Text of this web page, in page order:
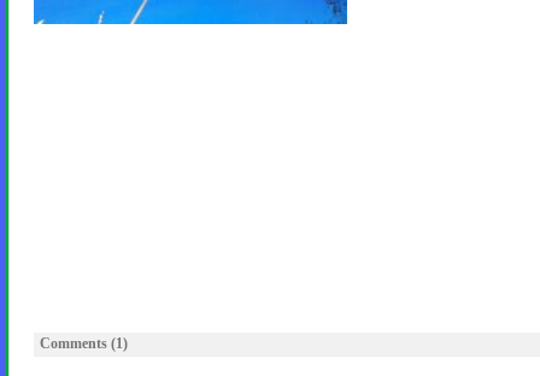
Comments (1)